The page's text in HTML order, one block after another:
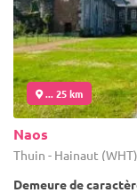
... 25 km
Naos
Thuin - Hainaut (WHT)
Demeure de